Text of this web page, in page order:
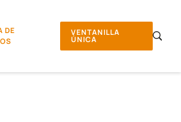
DE
VENTANILLA
ÚNICA